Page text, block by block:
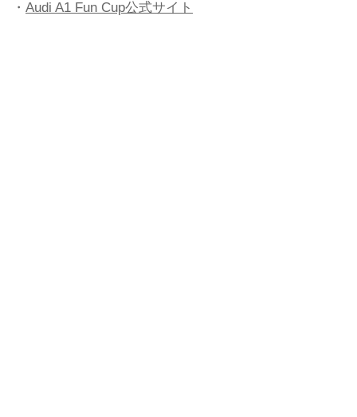
・ Audi A1 Fun Cup公式サイト